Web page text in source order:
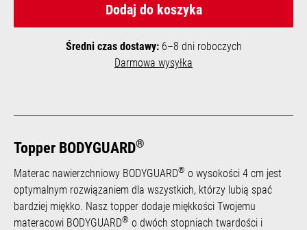
Topper BODYGUARD®
Materac nawierzchniowy BODYGUARD® o wysokości 4 cm jest
optymalnym rozwiązaniem dla wszystkich, którzy lubią spać
bardziej miękko. Nasz topper dodaje miękkości Twojemu
materacowi BODYGUARD® o dwóch stopniach twardości i
Dodaj do koszyka
Średni czas dostawy:6–8 dni roboczych
Darmowa wysyłka